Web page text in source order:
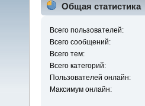
Общая статистика
Всего пользователей:
Всего сообщений:
Всего тем:
Всего категорий:
Пользователей онлайн:
Максимум онлайн: